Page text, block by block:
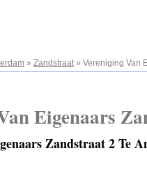
» Zandstraat» Vereniging Van
Eigenaars
Zandstraat 2 Te